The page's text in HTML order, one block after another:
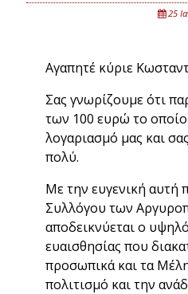
25
Αγαπητέ κύριε
Σας γνωρίζουμε ότι
των 100 ευρώ το
λογαριασμό μας και
πολύ.
Με την ευγενική αυτή
Συλλόγου των
αποδεικνύεται ο
ευαισθησίας που
προσωπικά και τα
πολιτισμό και την